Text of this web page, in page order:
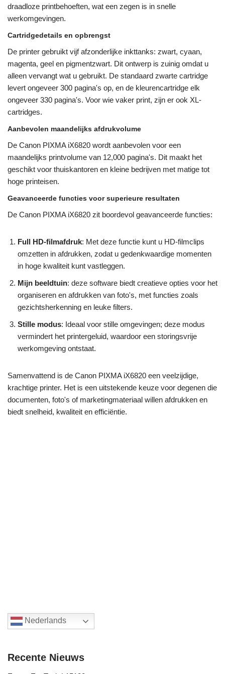
draadloze printbehoeften, wat een zegen is in snelle
werkomgevingen.
Cartridgedetails en opbrengst
De printer gebruikt vijf afzonderlijke inkttanks: zwart, cyaan,
magenta, geel en pigmentzwart. Dit ontwerp is zuinig omdat u
alleen vervangt wat u gebruikt. De standaard zwarte cartridge
levert ongeveer 300 pagina's op, en de kleurencartridge elk
ongeveer 330 pagina's. Voor wie vaker print, zijn er ook XL-
cartridges.
Aanbevolen maandelijks afdrukvolume
De Canon PIXMA iX6820 wordt aanbevolen voor een
maandelijks printvolume van 12,000 pagina's. Dit maakt het
geschikt voor thuiskantoren en kleine bedrijven met matige tot
hoge printeisen.
Geavanceerde functies voor superieure resultaten
De Canon PIXMA iX6820 zit boordevol geavanceerde functies:
Full HD-filmafdruk: Met deze functie kunt u HD-filmclips
omzetten in afdrukken, zodat u gedenkwaardige momenten
in hoge kwaliteit kunt vastleggen.
Mijn beeldtuin: deze software biedt creatieve opties voor het
organiseren en afdrukken van foto's, met functies zoals
gezichtsherkenning en leuke filters.
Stille modus: Ideaal voor stille omgevingen; deze modus
vermindert het printergeluid, waardoor een storingsvrije
werkomgeving ontstaat.
Samenvattend is de Canon PIXMA iX6820 een veelzijdige,
krachtige printer. Het is een uitstekende keuze voor degenen die
documenten, foto's of marketingmateriaal willen afdrukken en
biedt snelheid, kwaliteit en efficiëntie.
Nederlands
Recente Nieuws